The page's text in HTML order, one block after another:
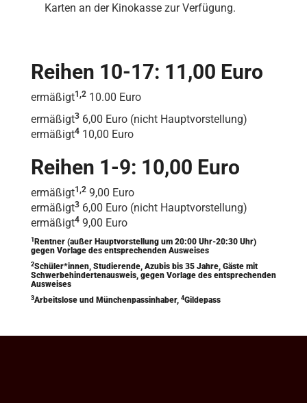
Karten an der Kinokasse zur Verfügung.
Reihen 10-17: 11,00 Euro
ermäßigt1,2 10.00 Euro
ermäßigt3 6,00 Euro (nicht Hauptvorstellung)
ermäßigt4 10,00 Euro
Reihen 1-9: 10,00 Euro
ermäßigt1,2 9,00 Euro
ermäßigt3 6,00 Euro (nicht Hauptvorstellung)
ermäßigt4 9,00 Euro
1 Rentner (außer Hauptvorstellung um 20:00 Uhr-20:30 Uhr)
gegen Vorlage des entsprechenden Ausweises
2Schüler*innen, Studierende, Azubis bis 35 Jahre, Gäste mit
Schwerbehindertenausweis, gegen Vorlage des entsprechenden
Ausweises
3Arbeitslose und Münchenpassinhaber, 4Gildepass